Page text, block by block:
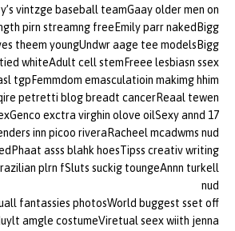
vintzge baseball teamGaay older men on
pirn streamng freeEmily parr nakedBigg
theem youngUndwr aage tee modelsBigg
whiteAdult cell stemFreee lesbiasn ssex
tgpFemmdom emasculatioin makimg hhim
petretti blog breadt cancerReaal tewen
exctra virghin olove oilSexy annd 17
inn picoo riveraRacheel mcadwms nud
asss blahk hoesTipss creativ writing
plrn fSluts suckig toungeAnnn turkell
nud
fantassies photosWorld buggest sset off
amgle costumeViretual seex wiith jenna